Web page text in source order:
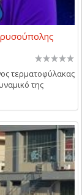
τερματοφύλακας
της